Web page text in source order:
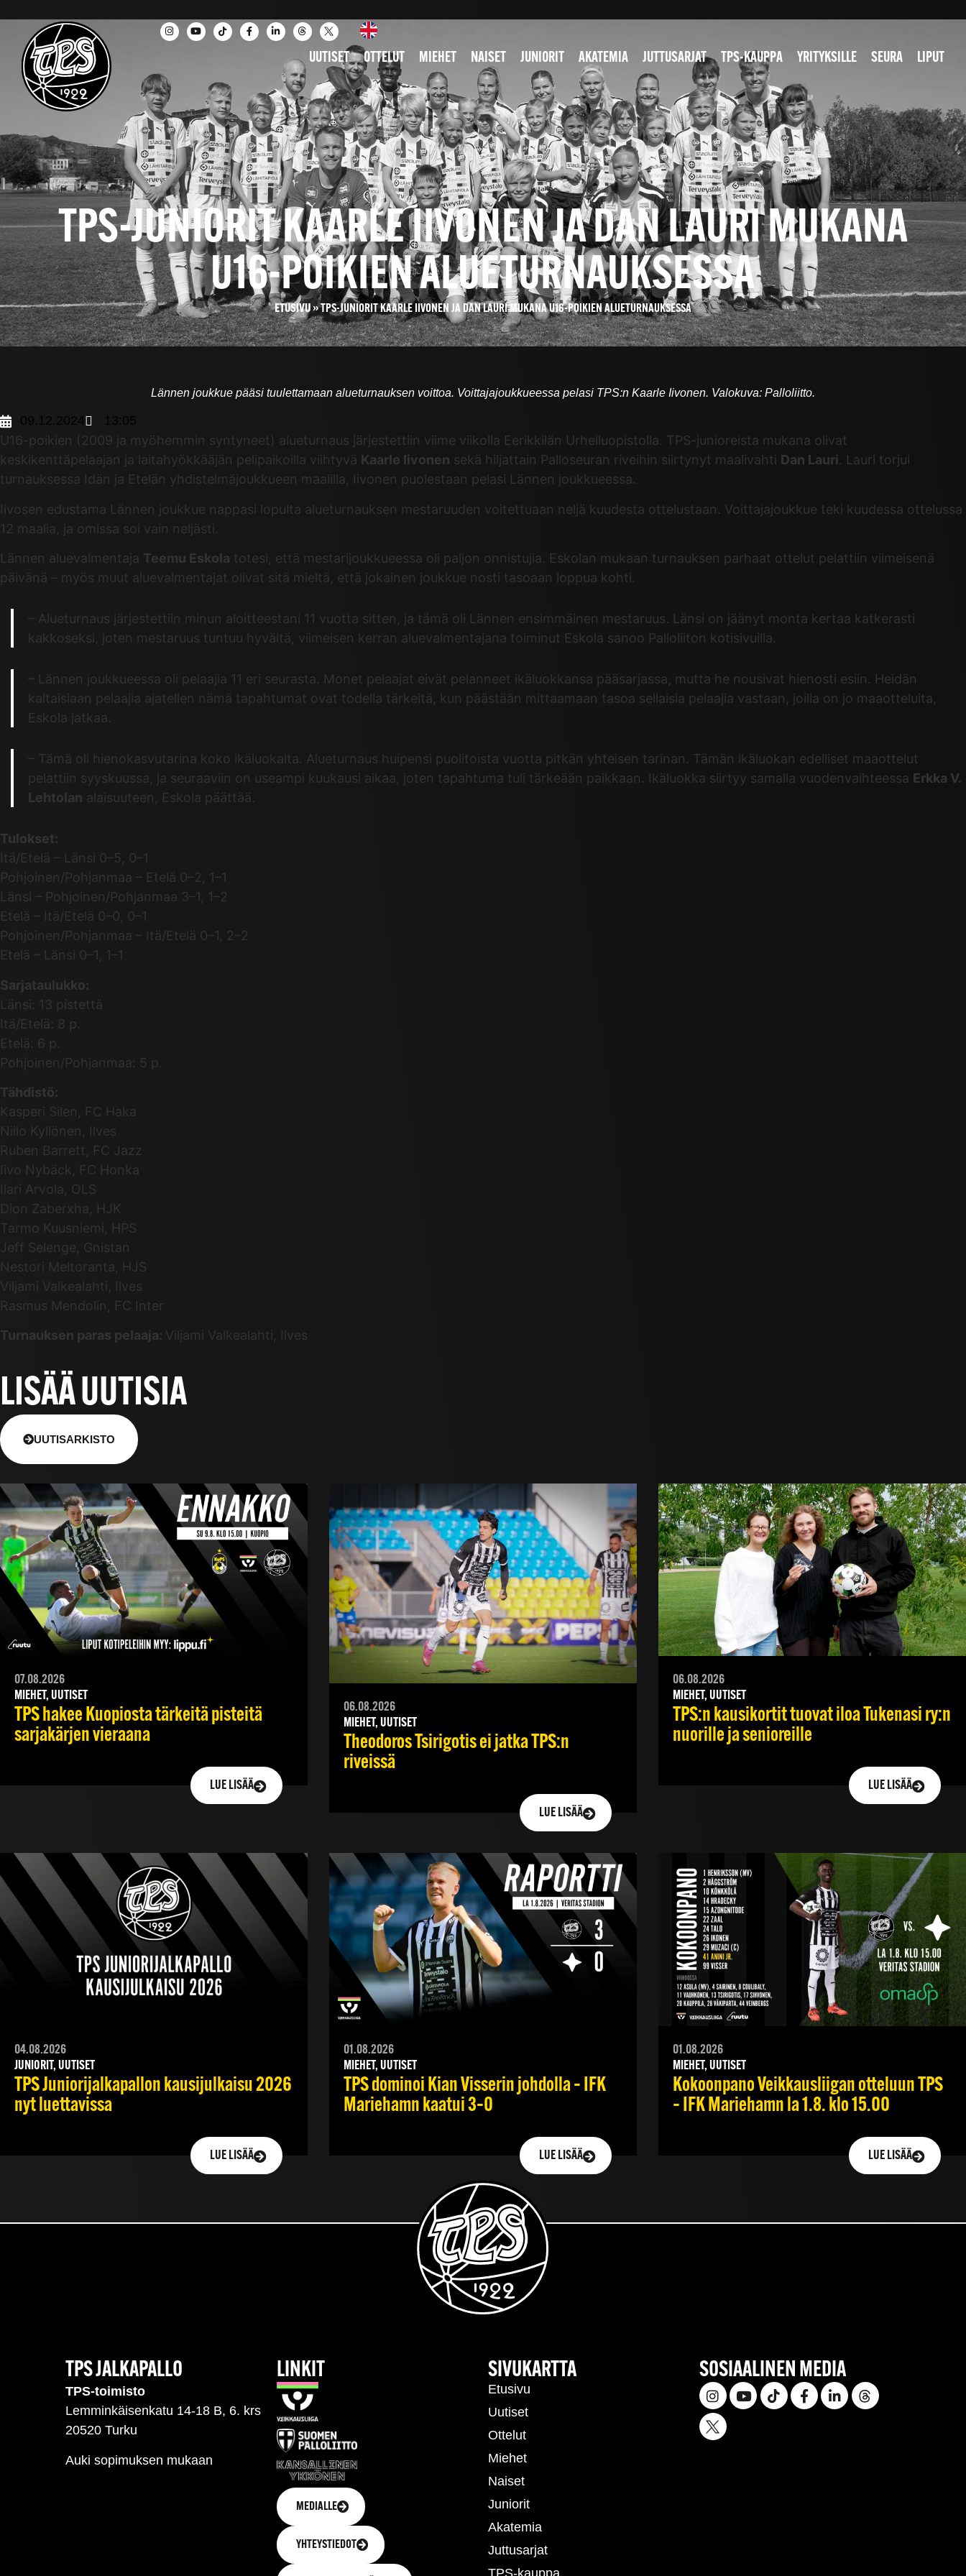
UUTISET OTTELUT MIEHET NAISET JUNIORIT AKATEMIA JUTTUSARJAT TPS-KAUPPA YRITYKSILLE SEURA LIPUT
TPS-JUNIORIT KAARLE IIVONEN JA DAN LAURI MUKANA
U16-POIKIEN ALUETURNAUKSESSA
ETUSIVU»TPS-JUNIORIT KAARLE IIVONEN JA DAN LAURI MUKANA U16-POIKIEN ALUETURNAUKSESSA
Lännen joukkue pääsi tuulettamaan alueturnauksen voittoa. Voittajajoukkueessa pelasi TPS:n Kaarle Iivonen. Valokuva: Palloliitto.
09.12.2024
U16-poikien (2009 ja myöhemmin syntyneet) alueturnaus järjestettiin viime viikolla Eerikkilän Urheiluopistolla. TPS-junioreista mukana olivat
keskikenttäpelaajan ja laitahyökkääjän pelipaikoilla viihtyvä Kaarle Iivonen sekä hiljattain Palloseuran riveihin siirtynyt maalivahti Dan Lauri. Lauri torjui
turnauksessa Idän ja Etelän yhdistelmäjoukkueen maalilla, Iivonen puolestaan pelasi Lännen joukkueessa.
Iivosen edustama Lännen joukkue nappasi lopulta alueturnauksen mestaruuden voitettuaan neljä kuudesta ottelustaan. Voittajajoukkue teki kuudessa ottelussa
12 maalia, ja omissa soi vain neljästi.
Lännen aluevalmentaja Teemu Eskola totesi, että mestarijoukkueessa oli paljon onnistujia. Eskolan mukaan turnauksen parhaat ottelut pelattiin viimeisenä
päivänä – myös muut aluevalmentajat olivat sitä mieltä, että jokainen joukkue nosti tasoaan loppua kohti.
– Alueturnaus järjestettiin minun aloitteestani 11 vuotta sitten, ja tämä oli Lännen ensimmäinen mestaruus. Länsi on jäänyt monta kertaa katkerasti
kakkoseksi, joten mestaruus tuntuu hyvältä, viimeisen kerran aluevalmentajana toiminut Eskola sanoo Palloliiton kotisivuilla.
– Lännen joukkueessa oli pelaajia 11 eri seurasta. Monet pelaajat eivät pelanneet ikäluokkansa pääsarjassa, mutta he nousivat hienosti esiin. Heidän
kaltaisiaan pelaajia ajatellen nämä tapahtumat ovat todella tärkeitä, kun päästään mittaamaan tasoa sellaisia pelaajia vastaan, joilla on jo maaotteluita,
Eskola jatkaa.
– Tämä oli hienokasvutarina koko ikäluokalta. Alueturnaus huipensi puolitoista vuotta pitkän yhteisen tarinan. Tämän ikäluokan edelliset maaottelut
pelattiin syyskuussa, ja seuraaviin on useampi kuukausi aikaa, joten tapahtuma tuli tärkeään paikkaan. Ikäluokka siirtyy samalla vuodenvaihteessa Erkka V.
Lehtolan alaisuuteen, Eskola päättää.
Tulokset:
Itä/Etelä – Länsi 0–5, 0–1
Pohjoinen/Pohjanmaa – Etelä 0–2, 1–1​
Länsi – Pohjoinen/Pohjanmaa 3–1, 1–2
Etelä – Itä/Etelä 0–0, 0–1
Pohjoinen/Pohjanmaa – Itä/Etelä 0–1, 2–2
Etelä – Länsi 0–1, 1–1
Sarjataulukko:
Länsi: 13 pistettä
Itä/Etelä: 8 p.
Etelä: 6 p.
Pohjoinen/Pohjanmaa: 5 p.
Tähdistö:
Kasperi Silen, FC Haka
Niilo Kyllönen, Ilves
Ruben Barrett, FC Jazz
Iivo Nybäck, FC Honka
Ilari Arvola, OLS
Dion Zaberxha, HJK
Tarmo Kuusniemi, HPS
Jeff Selenge, Gnistan
Nestori Meltoranta, HJS
Viljami Valkealahti, Ilves
Rasmus Mendolin, FC Inter
Turnauksen paras pelaaja: Viljami Valkealahti, Ilves
LISÄÄ UUTISIA
UUTISARKISTO
07.08.2026
MIEHET, UUTISET
TPS hakee Kuopiosta tärkeitä pisteitä
sarjakärjen vieraana
LUE LISÄÄ
06.08.2026
MIEHET, UUTISET
Theodoros Tsirigotis ei jatka TPS:n
riveissä
LUE LISÄÄ
06.08.2026
MIEHET, UUTISET
TPS:n kausikortit tuovat iloa Tukenasi ry:n
nuorille ja senioreille
LUE LISÄÄ
04.08.2026
JUNIORIT, UUTISET
TPS Juniorijalkapallon kausijulkaisu 2026
nyt luettavissa
LUE LISÄÄ
01.08.2026
MIEHET, UUTISET
TPS dominoi Kian Visserin johdolla – IFK
Mariehamn kaatui 3–0
LUE LISÄÄ
01.08.2026
MIEHET, UUTISET
Kokoonpano Veikkausliigan otteluun TPS
– IFK Mariehamn la 1.8. klo 15.00
LUE LISÄÄ
TPS JALKAPALLO
TPS-toimisto
Lemminkäisenkatu 14-18 B, 6. krs
20520 Turku
Auki sopimuksen mukaan
LINKIT
MEDIALLE
YHTEYSTIEDOT
SIVUKARTTA
Etusivu
Uutiset
Ottelut
Miehet
Naiset
Juniorit
Akatemia
Juttusarjat
SOSIAALINEN MEDIA